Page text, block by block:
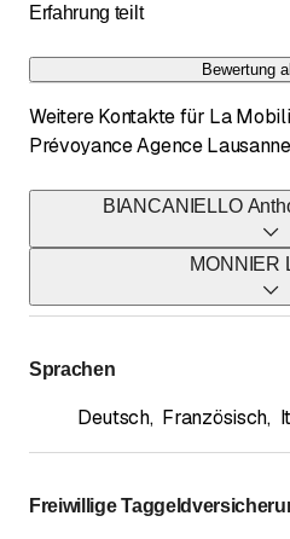
Erfahrung teilt
Bewertung
Weitere Kontakte für La
Prévoyance Agence
BIANCANIELLO
078 798 11 04
BRANDT Olivier
Telefon
076 524 16 23*
MONNIER
079 574 68 59
Email
Sprachen
Deutsch, Französisch,
Freiwillige